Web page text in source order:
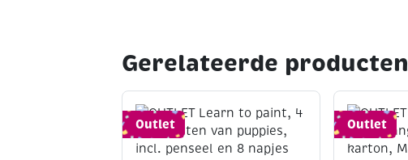
Gerelateerde producten
Outlet Outlet